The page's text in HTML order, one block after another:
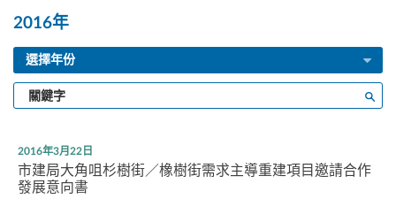
2016年
選擇年份
輸
入
鍵
字
2016年3月22日
市建局大角咀杉樹街／橡樹街需求主導重建項目邀請合作
發展意向書